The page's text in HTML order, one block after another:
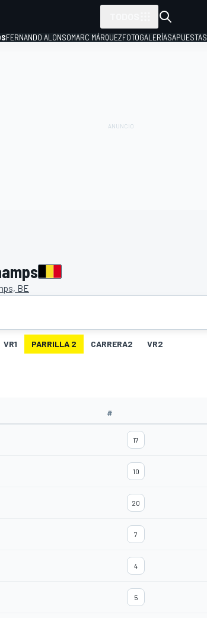
FERNANDO ALONSOMARC MÁRQUEZFOTOGALERÍASAPUESTAS
BE
VR1 PARRILLA 2 CARRERA2 VR2
#
17
10
20
7
4
5